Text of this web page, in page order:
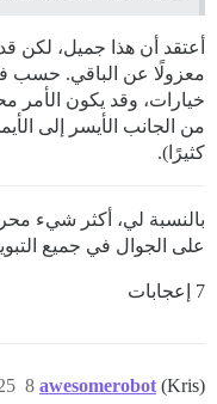
أعتقد أن هذا جميل، لكن
معزولًا عن الباقي. حسب
خيارات، وقد يكون الأمر
من الجانب الأيسر إلى
كثيرًا).
بالنسبة لي، أكثر شيء
على الجوال في جميع
7 إعجابات
awesomerobot (Kris) 25 أكتوبر 8